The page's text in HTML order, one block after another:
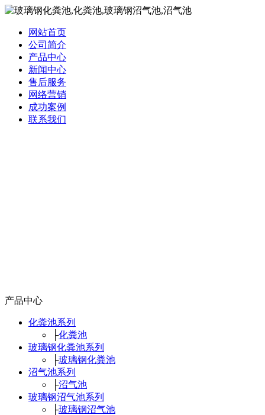
网站首页
公司简介
产品中心
新闻中心
售后服务
网络营销
成功案例
联系我们
产品中心
化粪池系列
├化粪池
玻璃钢化粪池系列
├玻璃钢化粪池
沼气池系列
├沼气池
玻璃钢沼气池系列
├玻璃钢沼气池